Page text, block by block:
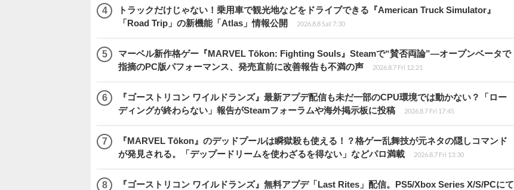
トラックだけじゃない！乗用車で観光地などをドライブできる『American Truck Simulator』
「Road Trip」の新機能「Atlas」情報公開
2026.8.8 Sat 7:30
マーベル新作格ゲー『MARVEL Tōkon: Fighting Souls』Steamで“賛否両論”―オープンベータで
指摘のPC版パフォーマンス、発売直前に改善報告も不満の声
2026.8.7 Fri 12:21
『ゴーストリコン ワイルドランズ』最新アプデ配信も未だ一部のCPU環境では動かない？「ロー
ディングが終わらない」報告がSteamフォーラムや海外掲示板に投稿
2026.8.7 Fri 17:45
『MARVEL Tōkon』のデッドプールは瞬獄殺も使える！？格ゲー乱舞技が元ネタの隠しコマンド
が発見される。「デップードリームを使わざるを得ない」などパロ満載
2026.8.7 Fri 13:30
『ゴーストリコン ワイルドランズ』無料アプデ「Last Rites」配信。PS5/Xbox Series X/S/PCにて